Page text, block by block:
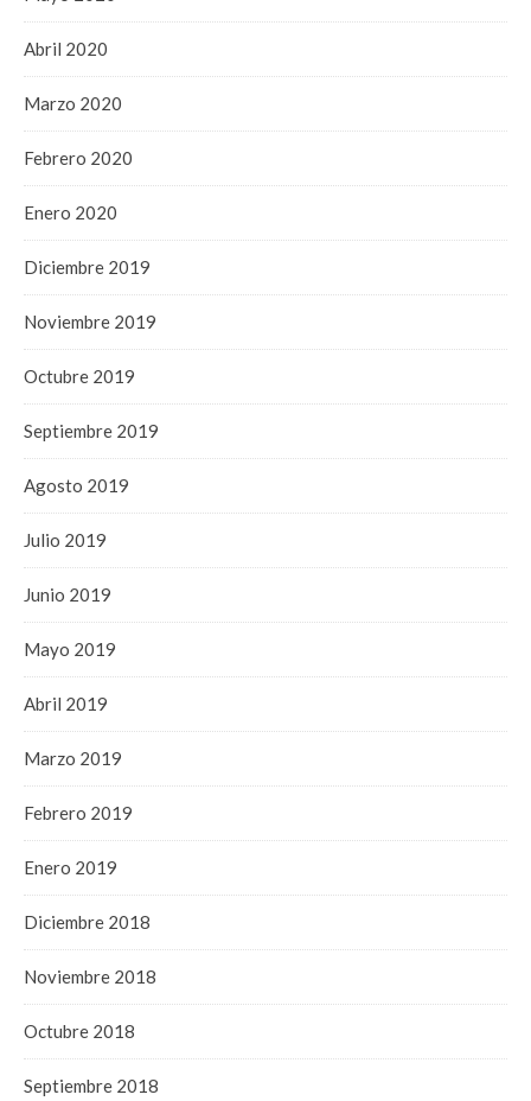
Abril 2020
Marzo 2020
Febrero 2020
Enero 2020
Diciembre 2019
Noviembre 2019
Octubre 2019
Septiembre 2019
Agosto 2019
Julio 2019
Junio 2019
Mayo 2019
Abril 2019
Marzo 2019
Febrero 2019
Enero 2019
Diciembre 2018
Noviembre 2018
Octubre 2018
Septiembre 2018